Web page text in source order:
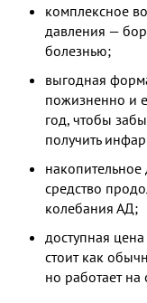
комплексное
давления —
болезнью;
выгодная
пожизненно и
год, чтобы
получить
накопительное
средство
колебания АД;
доступная
стоит как
но работает